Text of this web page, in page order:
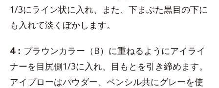
1/3にライン状に入れ、また、下まぶた黒目の下に
も入れて淡くぼかします。
4： ブラウンカラー（B）に重ねるようにアイライ
ナーを目尻側1/3に入れ、目もとを引き締めます。
アイブローはパウダー、ペンシル共にグレーを使